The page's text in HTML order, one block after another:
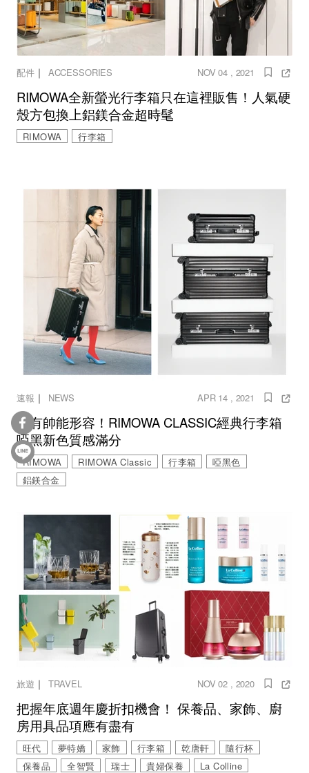
配件｜ ACCESSORIES NOV 04 , 2021
RIMOWA全新螢光行李箱只在這裡販售！人氣硬
殼方包換上鋁鎂合金超時髦
RIMOWA 行李箱
速報 ｜ NEWS APR 14 , 2021
只有帥能形容！RIMOWA CLASSIC經典行李箱
啞黑新色質感滿分
RIMOWA RIMOWA Classic 行李箱
啞黑色
鋁鎂合金
旅遊 ｜ TRAVEL NOV 02 , 2020
把握年底週年慶折扣機會！ 保養品、家飾、廚
房用具品項應有盡有
旺代 夢特嬌 家飾 行李箱 乾唐軒
隨行杯
保養品
全智賢 瑞士 貴婦保養 La Colline